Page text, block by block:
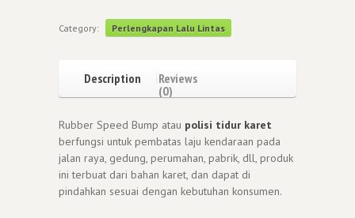
Category: Perlengkapan Lalu Lintas
Description
Reviews
(0)
Rubber Speed Bump atau polisi tidur karet
berfungsi untuk pembatas laju kendaraan pada
jalan raya, gedung, perumahan, pabrik, dll, produk
ini terbuat dari bahan karet, dan dapat di
pindahkan sesuai dengan kebutuhan konsumen.